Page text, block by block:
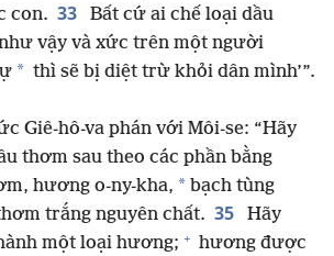
con. 33
Bất cứ ai chế loại dầu
vậy và xức trên một người
* thì sẽ bị diệt trừ khỏi dân mình’”.
Giê-hô-va phán với Môi-se: “Hãy
thơm sau theo các phần bằng
hương o-ny-kha, * bạch tùng
trắng nguyên chất. 35
Hãy
một loại hương; + hương được